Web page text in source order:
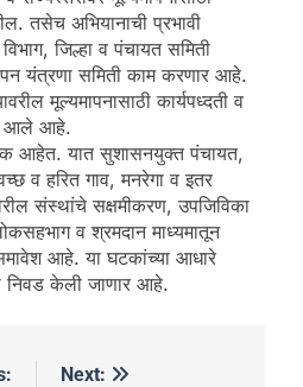
तसेच अभियानाची प्रभावी
जिल्हा व पंचायत समिती
यंत्रणा समिती काम करणार आहे.
मूल्यमापनासाठी कार्यपध्दती व
आले आहे.
आहेत. यात सुशासनयुक्त पंचायत,
व हरित गाव, मनरेगा व इतर
संस्थांचे सक्षमीकरण, उपजिविका
व श्रमदान माध्यमातून
आहे. या घटकांच्या आधारे
निवड केली जाणार आहे.
Next: